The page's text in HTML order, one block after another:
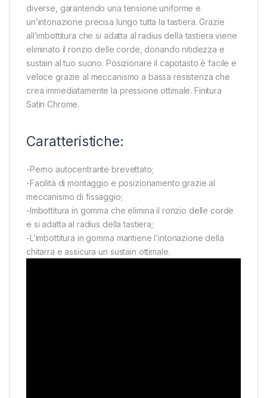
diverse, garantendo una tensione uniforme e
un’intonazione precisa lungo tutta la tastiera. Grazie
all’imbottitura che si adatta al radius della tastiera viene
eliminato il ronzio delle corde, donando nitidezza e
sustain al tuo suono. Posizionare il capotasto è facile e
veloce grazie al meccanismo a bassa resistenza che
crea immediatamente la pressione ottimale. Finitura
Satin Chrome.
Caratteristiche:
-Perno autocentrante brevettato;
-Facilità di montaggio e posizionamento grazie al
meccanismo di fissaggio;
-Imbottitura in gomma che elimina il ronzio delle corde
e si adatta al radius della tastiera;
-L’imbottitura in gomma mantiene l’intonazione della
chitarra e assicura un sustain ottimale.